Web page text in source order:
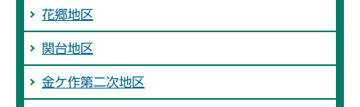
花郷地区
関台地区
金ケ作第二次地区